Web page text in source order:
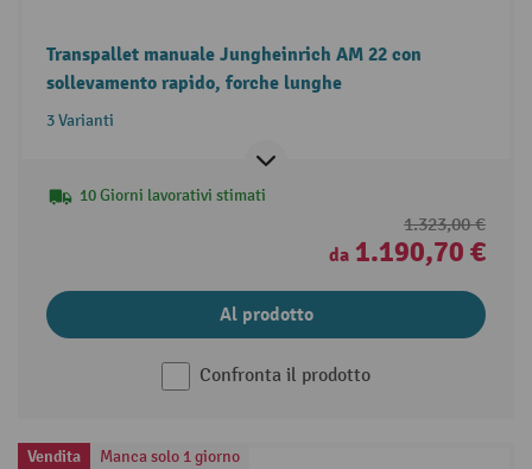
Transpallet manuale Jungheinrich AM 22 con
sollevamento rapido, forche lunghe
3 Varianti
10 Giorni lavorativi stimati
1.323,00 €
da 1.190,70 €
Al prodotto
Confronta il prodotto
Vendita Manca solo 1 giorno